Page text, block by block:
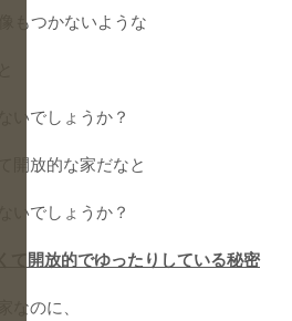
もつかないような
いでしょうか？
開放的な家だなと
いでしょうか？
て開放的でゆったりしている秘密
なのに、